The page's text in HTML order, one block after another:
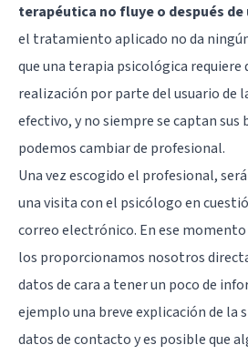
terapéutica no fluye o después
el tratamiento aplicado no da
que una terapia psicológica
realización por parte del usuario de
efectivo, y no siempre se captan
podemos cambiar de profesional.
Una vez escogido el profesional,
una visita con el psicólogo en
correo electrónico. En ese momento
los proporcionamos nosotros
datos de cara a tener un poco de
ejemplo una breve explicación de la
datos de contacto y es posible que